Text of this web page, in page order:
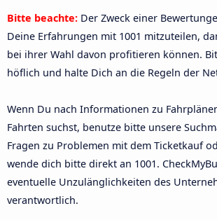
Bitte beachte: Der Zweck einer
Deine Erfahrungen mit 1001 mitzuteilen,
bei ihrer Wahl davon profitieren können.
höflich und halte Dich an die Regeln der
Wenn Du nach Informationen zu
Fahrten suchst, benutze bitte unsere
Fragen zu Problemen mit dem Ticketkauf
wende dich bitte direkt an 1001.
eventuelle Unzulänglichkeiten des
verantwortlich.